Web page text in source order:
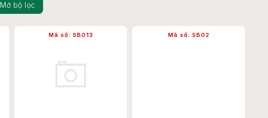
Mở bộ lọc
Mã số: SB013 Mã số: SB02